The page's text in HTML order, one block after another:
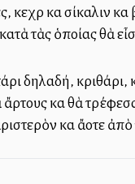
καὶ σίκαλιν
τὰς ὁποίας θὰ
δηλαδή, κριθάρι,
καὶ θὰ
καὶ ἄλλοτε